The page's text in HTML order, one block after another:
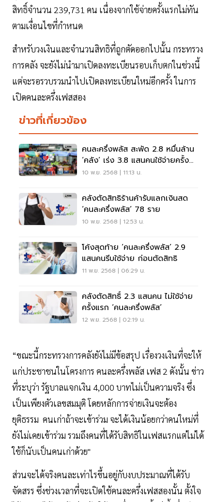
สิทธิ์จำนวน 239,731 คน เนื่องจากใช้จ่ายครั้งแรกไม่ทัน
ตามเงื่อนไขที่กำหนด
สำหรับวงเงินและจำนวนสิทธิที่ถูกตัดออกไปนั้น กระทรวง
การคลัง จะยังไม่นำมาเปิดลงทะเบียนรอบเก็บตกในช่วงนี้
แต่จะรอรวบรวมนำไปเปิดลงทะเบียนใหม่อีกครั้ง ในการ
เปิดคนละครึ่งเฟสสอง
ข่าวที่เกี่ยวข้อง
คนละครึ่งพลัส สะพัด 2.8 หมื่นล้าน
‘คลัง’ เร่ง 3.8 แสนคนใช้จ่ายครั้ง
แรก
10 พ.ย. 2568 | 11:13 น.
คลังตัดสิทธิร้านค้ารับแลกเงินสด
‘คนละครึ่งพลัส’ 78 ราย
10 พ.ย. 2568 | 12:53 น.
โค้งสุดท้าย ‘คนละครึ่งพลัส’ 2.9
แสนคนรีบใช้จ่าย ก่อนตัดสิทธิ
11 พ.ย. 2568 | 06:29 น.
คลังตัดสิทธิ์ 2.3 แสนคน ไม่ใช้จ่าย
ครั้งแรก ‘คนละครึ่งพลัส’
12 พ.ย. 2568 | 02:19 น.
“ขณะนี้กระทรวงการคลังยังไม่มีข้อสรุป เรื่องวงเงินที่จะให้
แก่ประชาชนในโครงการ คนละครึ่งพลัส เฟส 2 ดังนั้น ข่าว
ที่ระบุว่า รัฐบาลแจกเงิน 4,000 บาทไม่เป็นความจริง ซึ่ง
เป็นเพียงตัวเลขสมมุติ โดยหลักการจ่ายเงินจะต้อง
ยุติธรรม คนเก่าถ้าจะเข้าร่วม จะได้เงินน้อยกว่าคนใหม่ที่
ยังไม่เคยเข้าร่วม รวมถึงคนที่ได้รับสิทธิในเฟสแรกแต่ไม่ได้
ใช้ก็นับเป็นคนเก่าด้วย"
ส่วนจะได้จริงคนละเท่าไรขึ้นอยู่กับงบประมาณที่ได้รับ
จัดสรร ซึ่งช่วงเวลาที่จะเปิดใช้คนละครึ่งเฟสสองนั้น ตั้งใจ